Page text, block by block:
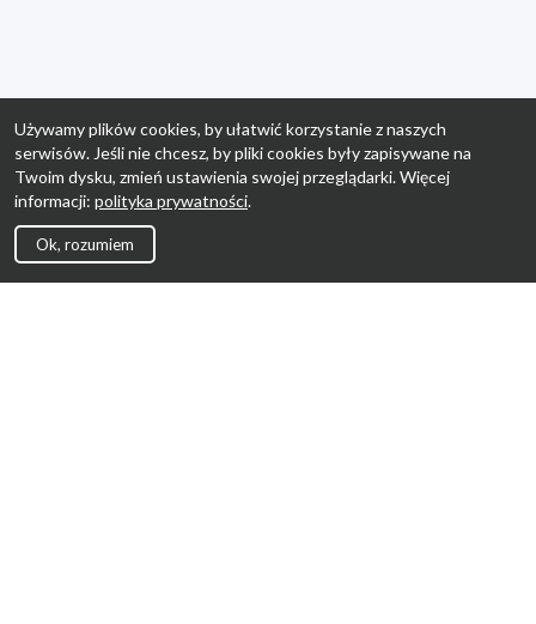
Używamy plików cookies, by ułatwić korzystanie z naszych
serwisów. Jeśli nie chcesz, by pliki cookies były zapisywane na
Twoim dysku, zmień ustawienia swojej przeglądarki. Więcej
informacji: polityka prywatności.
Ok, rozumiem